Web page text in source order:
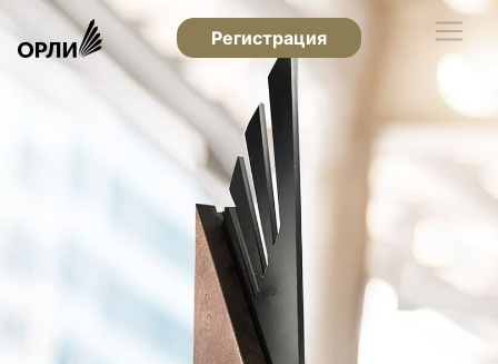
Регистрация